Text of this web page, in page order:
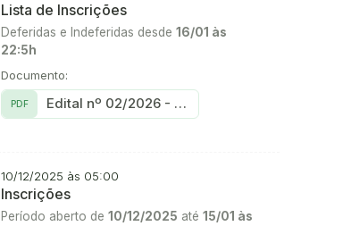
Lista de Inscrições
Deferidas e Indeferidas desde 16/01 às
22:5h
Documento:
Edital nº 02/2026 - Inscrições deferidas
PDF
10/12/2025 às 05:00
Inscrições
Período aberto de 10/12/2025 até 15/01 às